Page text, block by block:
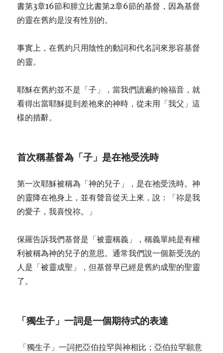
書第3章16節和腓立比書第2章6節的基督，因為基督
的靈在舊約是沒有性別的。
事實上，在舊約只用陰性的動詞和代名詞來形容基督
的靈。
耶穌在舊約並不是「子」，當我們讀遍約翰福音，就
看得出當耶穌提到差祂來的神時，從未用「我父」這
樣的措辭。
首次稱基督為「子」是在祂受洗時
第一次耶穌被稱為「神的兒子」，是在祂受洗時。神
的靈降在祂身上，並有聲音從天上來，說：「祢是我
的愛子，我喜悅祢。」
保羅告訴我們基督是「被靈稱義」，稱義單純是有權
利被稱為神的兒子的意思。通常我們說一個新受洗的
人是「被靈成聖」，但基督早已經是舊約成聖的聖靈
了。
「獨生子 」一詞是一個期待式的表達
「獨生子」一詞把亞伯拉罕與神相比；亞伯拉罕願意